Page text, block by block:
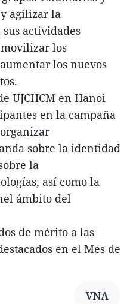
agilizar la
actividades
los
los nuevos
UJCHCM en Hanoi
en la campaña
sobre la identidad
la
así como la
ámbito del
de mérito a las
en el Mes de
VNA